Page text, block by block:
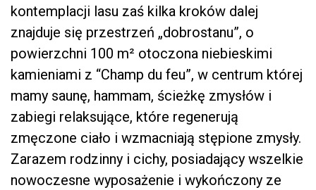
kontemplacji lasu zaś kilka kroków dalej
znajduje się przestrzeń „dobrostanu”, o
powierzchni 100 m² otoczona niebieskimi
kamieniami z “Champ du feu”, w centrum której
mamy saunę, hammam, ścieżkę zmysłów i
zabiegi relaksujące, które regenerują
zmęczone ciało i wzmacniają stępione zmysły.
Zarazem rodzinny i cichy, posiadający wszelkie
nowoczesne wyposażenie i wykończony ze